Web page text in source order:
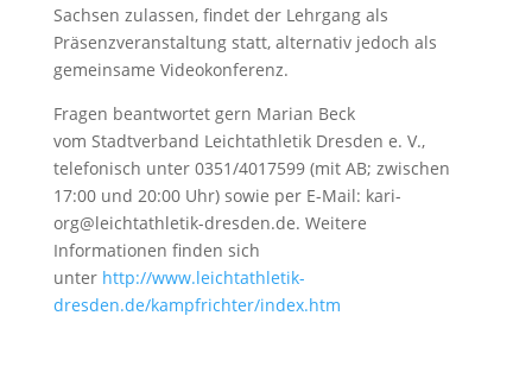
Sachsen zulassen, findet der Lehrgang als
Präsenzveranstaltung statt, alternativ jedoch als
gemeinsame Videokonferenz.
Fragen beantwortet gern Marian Beck
vom Stadtverband Leichtathletik Dresden e. V.,
telefonisch unter 0351/4017599 (mit AB; zwischen
17:00 und 20:00 Uhr) sowie per E-Mail: kari-
org@leichtathletik-dresden.de. Weitere
Informationen finden sich
unter http://www.leichtathletik-
dresden.de/kampfrichter/index.htm